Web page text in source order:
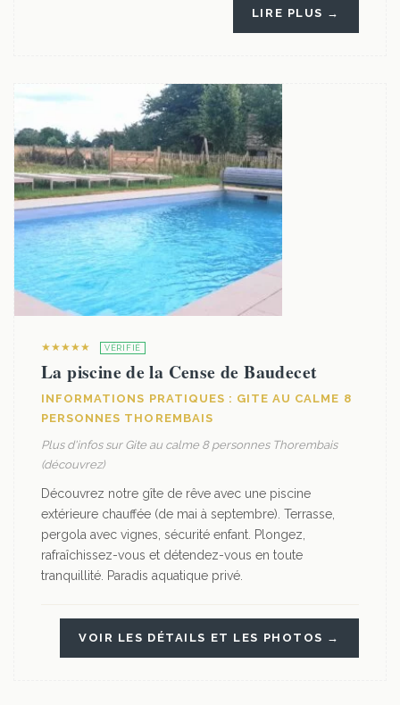
LIRE PLUS →
★★★★★ VÉRIFIÉ
La piscine de la Cense de Baudecet
INFORMATIONS PRATIQUES : GITE AU CALME 8
PERSONNES THOREMBAIS
Plus d'infos sur Gite au calme 8 personnes Thorembais
(découvrez)
Découvrez notre gîte de rêve avec une piscine
extérieure chauffée (de mai à septembre). Terrasse,
pergola avec vignes, sécurité enfant. Plongez,
rafraîchissez-vous et détendez-vous en toute
tranquillité. Paradis aquatique privé.
VOIR LES DÉTAILS ET LES PHOTOS →